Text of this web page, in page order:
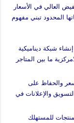
العالي في الأسعار
المحدود تبني مفهوم
شبكة ديناميكية
ما بين المتاجر
والحفاظ على
والإعلانات في
للمستهلك